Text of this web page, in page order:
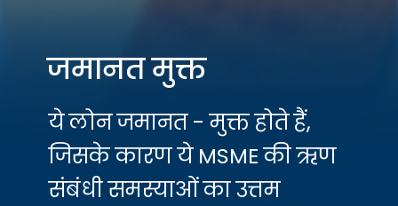
ये लोन जमानत - मुक्त होते हैं,
जिसके कारण ये MSME की ऋण
संबंधी समस्याओं का उत्तम
जमानत मुक्त